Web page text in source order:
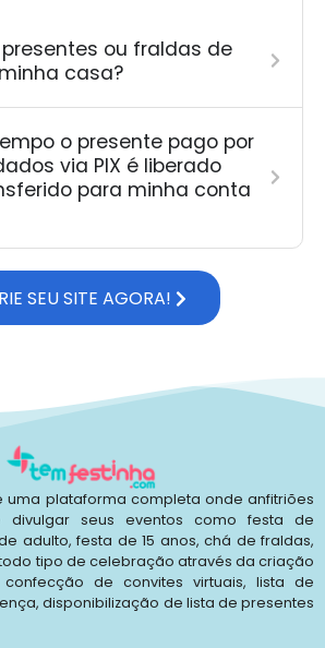
ou fraldas de
casa?
o presente pago por
via PIX é liberado
para minha conta
SEU SITE AGORA!
uma plataforma completa onde anfitriões
divulgar seus eventos como festa de
adulto, festa de 15 anos, chá de fraldas,
tipo de celebração através da criação
confecção de convites virtuais, lista de
disponibilização de lista de presentes